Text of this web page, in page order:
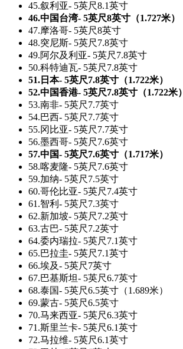
45.叙利亚- 5英尺8.1英寸
46.中国台湾- 5英尺8英寸（1.727米）
47.摩洛哥- 5英尺8英寸
48.突尼斯- 5英尺7.8英寸
49.阿尔及利亚- 5英尺7.8英寸
50.科特迪瓦- 5英尺7.8英寸
51.日本- 5英尺7.8英寸（1.722米）
52.中国香港- 5英尺7.8英寸（1.722米）
53.南非- 5英尺7.7英寸
54.巴西- 5英尺7.7英寸
55.冈比亚- 5英尺7.7英寸
56.墨西哥- 5英尺7.6英寸
57.中国- 5英尺7.6英寸（1.717米）
58.喀麦隆- 5英尺7.6英寸
59.加纳- 5英尺7.5英寸
60.哥伦比亚- 5英尺7.4英寸
61.智利- 5英尺7.3英寸
62.新加坡- 5英尺7.2英寸
63.古巴- 5英尺7.2英寸
64.委内瑞拉- 5英尺7.1英寸
65.巴拉圭- 5英尺7.1英寸
66.埃及- 5英尺7英寸
67.巴基斯坦- 5英尺6.7英寸
68.泰国- 5英尺6.5英寸（1.689米）
69.蒙古- 5英尺6.5英寸
70.马来西亚- 5英尺6.3英寸
71.斯里兰卡- 5英尺6.1英寸
72.马拉维- 5英尺6.1英寸